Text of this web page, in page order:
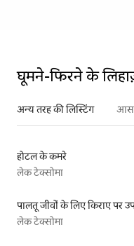
घूमने-फिरने के
अन्य तरह की लिस्टिंग आस-
होटल के कमरे
लेक टेक्सोमा
लेक टेक्सोमा